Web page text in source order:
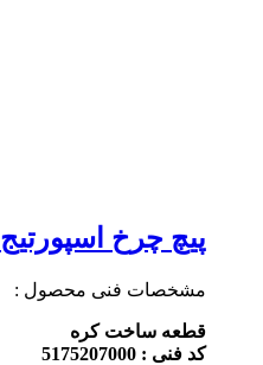
پیچ چرخ اسپورتیج
مشخصات فنی محصول :
قطعه ساخت کره
کد فنی : 5175207000